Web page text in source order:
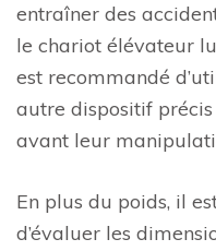
entraîner des
le chariot élévateur
est recommandé
autre dispositif
avant leur
En plus du poids, il
d’évaluer les